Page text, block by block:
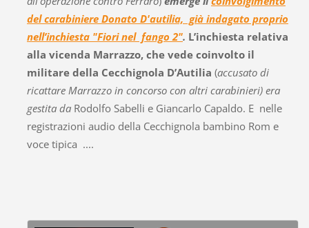
del carabiniere Donato D'autilia, già indagato proprio
nell’inchiesta "Fiori nel fango 2". L’inchiesta relativa
alla vicenda Marrazzo, che vede coinvolto il
militare della Cecchignola D’Autilia (accusato di
ricattare Marrazzo in concorso con altri carabinieri) era
gestita da Rodolfo Sabelli e Giancarlo Capaldo. E nelle
registrazioni audio della Cecchignola bambino Rom e
voce tipica ....